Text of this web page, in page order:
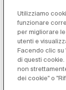
Ispirazione
Utilizziamo
funzionare
per migliorare
utenti e
Facendo clic su
di questi
non
dei cookie" o